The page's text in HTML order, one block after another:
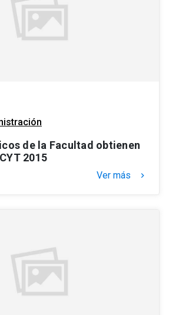
de la Facultad obtienen
2015
Ver más keyboard_arrow_right